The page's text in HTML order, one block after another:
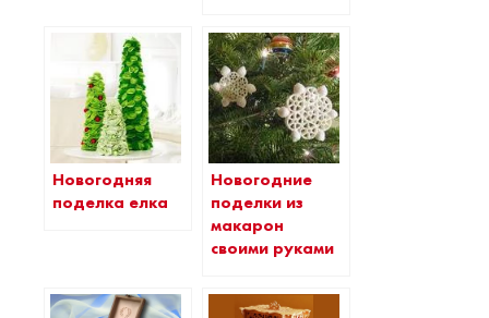
Новогодняя
поделка елка
Новогодние
поделки из
макарон
своими руками